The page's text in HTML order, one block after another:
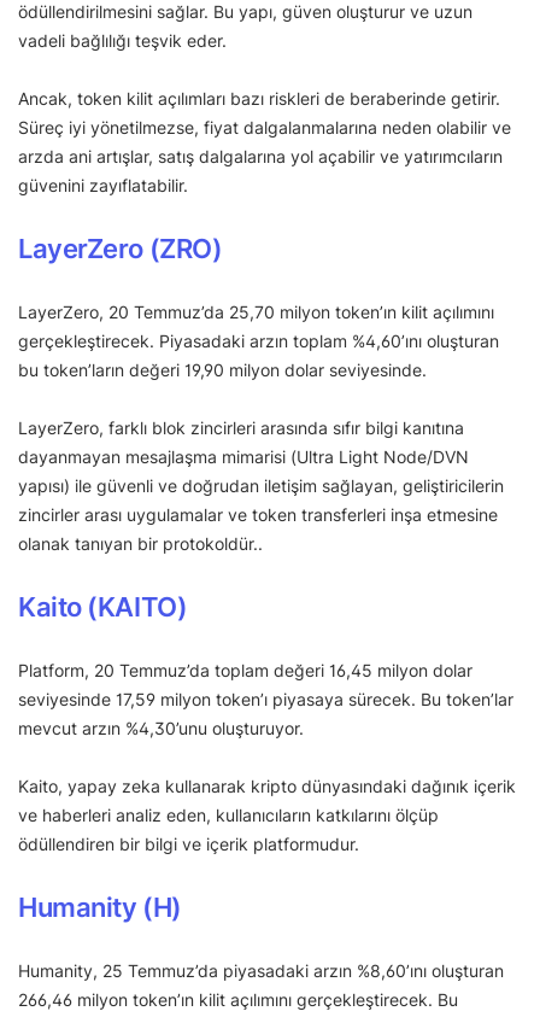
ödüllendirilmesini sağlar. Bu yapı, güven oluşturur ve uzun
vadeli bağlılığı teşvik eder.
Ancak, token kilit açılımları bazı riskleri de beraberinde getirir.
Süreç iyi yönetilmezse, fiyat dalgalanmalarına neden olabilir ve
arzda ani artışlar, satış dalgalarına yol açabilir ve yatırımcıların
güvenini zayıflatabilir.
LayerZero (ZRO)
LayerZero, 20 Temmuz’da 25,70 milyon token’ın kilit açılımını
gerçekleştirecek. Piyasadaki arzın toplam %4,60’ını oluşturan
bu token’ların değeri 19,90 milyon dolar seviyesinde.
LayerZero, farklı blok zincirleri arasında sıfır bilgi kanıtına
dayanmayan mesajlaşma mimarisi (Ultra Light Node/DVN
yapısı) ile güvenli ve doğrudan iletişim sağlayan, geliştiricilerin
zincirler arası uygulamalar ve token transferleri inşa etmesine
olanak tanıyan bir protokoldür..
Kaito (KAITO)
Platform, 20 Temmuz’da toplam değeri 16,45 milyon dolar
seviyesinde 17,59 milyon token’ı piyasaya sürecek. Bu token’lar
mevcut arzın %4,30’unu oluşturuyor.
Kaito, yapay zeka kullanarak kripto dünyasındaki dağınık içerik
ve haberleri analiz eden, kullanıcıların katkılarını ölçüp
ödüllendiren bir bilgi ve içerik platformudur.
Humanity (H)
Humanity, 25 Temmuz’da piyasadaki arzın %8,60’ını oluşturan
266,46 milyon token’ın kilit açılımını gerçekleştirecek. Bu